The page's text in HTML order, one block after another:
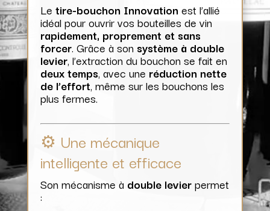
Le tire-bouchon Innovation est l’allié
idéal pour ouvrir vos bouteilles de vin
rapidement, proprement et sans
forcer. Grâce à son système à double
levier, l’extraction du bouchon se fait en
deux temps, avec une réduction nette
de l’effort, même sur les bouchons les
plus fermes.
⚙️ Une mécanique
intelligente et efficace
Son mécanisme à double levierpermet
: